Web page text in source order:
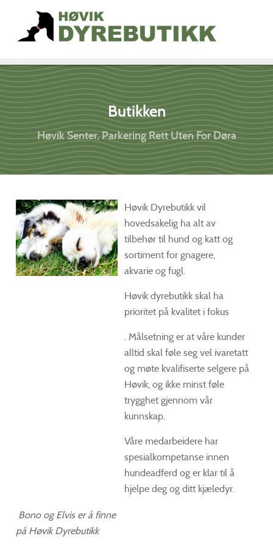
Butikken
Høvik Senter, Parkering Rett Uten For Døra
Høvik Dyrebutikk vil
hovedsakelig ha alt av
tilbehør til hund og katt og
sortiment for gnagere,
akvarie og fugl.
Høvik dyrebutikk skal ha
prioritet på kvalitet i fokus
. Målsetning er at våre kunder
alltid skal føle seg vel ivaretatt
og møte kvalifiserte selgere på
Høvik, og ikke minst føle
trygghet gjennom vår
kunnskap.
Våre medarbeidere har
spesialkompetanse innen
hundeadferd og er klar til å
hjelpe deg og ditt kjæledyr.
Bono og Elvis er å finne
på Høvik Dyrebutikk